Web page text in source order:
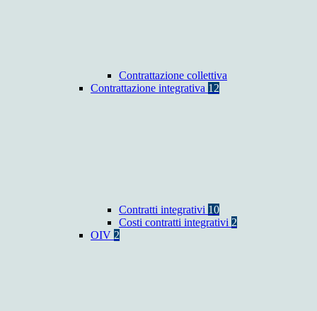
Contrattazione collettiva
Contrattazione integrativa 12
Contratti integrativi 10
Costi contratti integrativi 2
OIV 2